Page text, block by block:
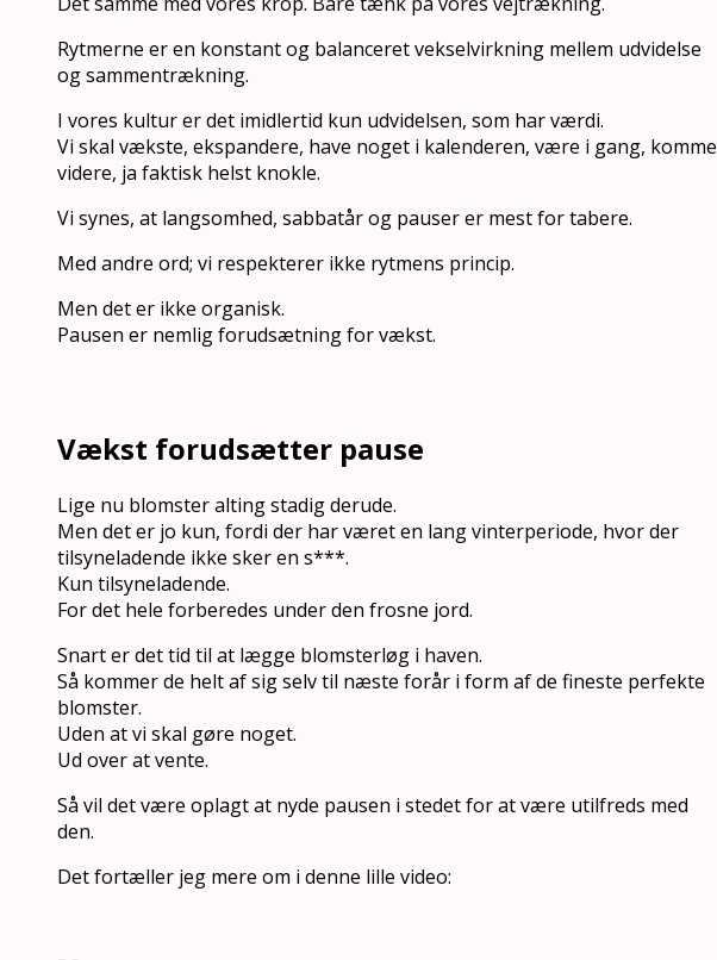
Rytmerne er en konstant og balanceret vekselvirkning mellem udvidelse
og sammentrækning.
I vores kultur er det imidlertid kun udvidelsen, som har værdi.
Vi skal vækste, ekspandere, have noget i kalenderen, være i gang, komme
videre, ja faktisk helst knokle.
Vi synes, at langsomhed, sabbatår og pauser er mest for tabere.
Med andre ord; vi respekterer ikke rytmens princip.
Men det er ikke organisk.
Pausen er nemlig forudsætning for vækst.
Vækst forudsætter pause
Lige nu blomster alting stadig derude.
Men det er jo kun, fordi der har været en lang vinterperiode, hvor der
tilsyneladende ikke sker en s***.
Kun tilsyneladende.
For det hele forberedes under den frosne jord.
Snart er det tid til at lægge blomsterløg i haven.
Så kommer de helt af sig selv til næste forår i form af de fineste perfekte
blomster.
Uden at vi skal gøre noget.
Ud over at vente.
Så vil det være oplagt at nyde pausen i stedet for at være utilfreds med
den.
Det fortæller jeg mere om i denne lille video: